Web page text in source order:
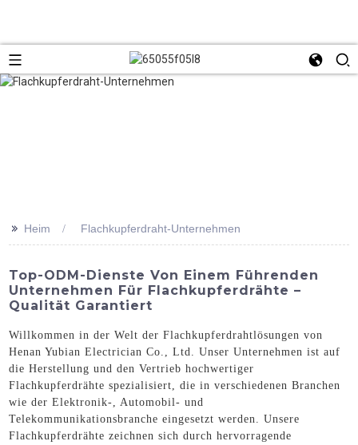
>> Heim Flachkupferdraht-Unternehmen
Top-ODM-Dienste Von Einem Führenden
Unternehmen Für Flachkupferdrähte –
Qualität Garantiert
Willkommen in der Welt der Flachkupferdrahtlösungen von
Henan Yubian Electrician Co., Ltd. Unser Unternehmen ist auf
die Herstellung und den Vertrieb hochwertiger
Flachkupferdrähte spezialisiert, die in verschiedenen Branchen
wie der Elektronik-, Automobil- und
Telekommunikationsbranche eingesetzt werden. Unsere
Flachkupferdrähte zeichnen sich durch hervorragende